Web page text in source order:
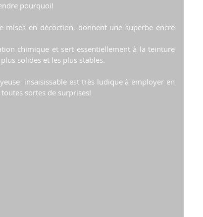
pourquoi!
mises en décoction, donnent une superbe encre
chimique et sert essentiellement à la teinture
solides et les plus stables.
insaisissable est très ludique à employer en
sortes de surprises!